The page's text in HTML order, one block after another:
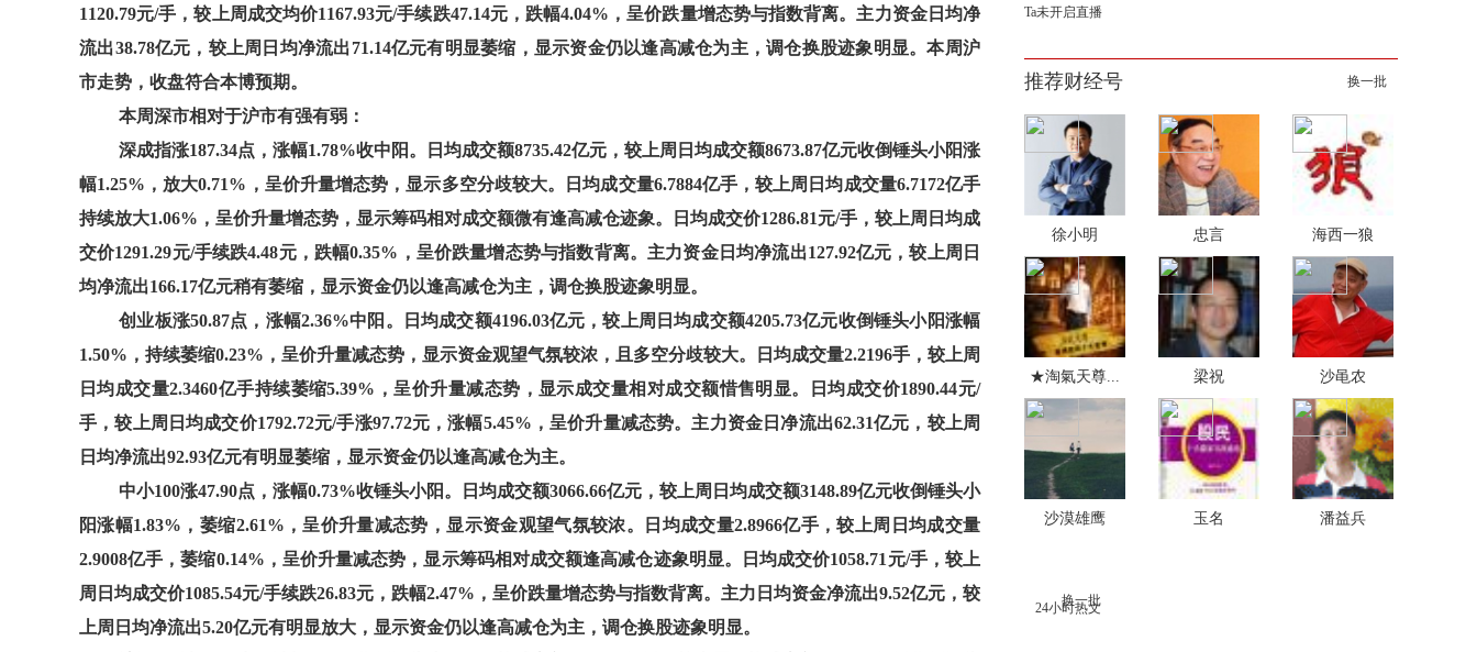
1120.79元/手，较上周成交均价1167.93元/手续跌47.14元，跌幅4.04%，呈价跌量增态势与指数背离。主力资金日均净
流出38.78亿元，较上周日均净流出71.14亿元有明显萎缩，显示资金仍以逢高减仓为主，调仓换股迹象明显。本周沪
市走势，收盘符合本博预期。
本周深市相对于沪市有强有弱：
深成指涨187.34点，涨幅1.78%收中阳。日均成交额8735.42亿元，较上周日均成交额8673.87亿元收倒锤头小阳涨
幅1.25%，放大0.71%，呈价升量增态势，显示多空分歧较大。日均成交量6.7884亿手，较上周日均成交量6.7172亿手
持续放大1.06%，呈价升量增态势，显示筹码相对成交额微有逢高减仓迹象。日均成交价1286.81元/手，较上周日均成
交价1291.29元/手续跌4.48元，跌幅0.35%，呈价跌量增态势与指数背离。主力资金日均净流出127.92亿元，较上周日
均净流出166.17亿元稍有萎缩，显示资金仍以逢高减仓为主，调仓换股迹象明显。
创业板涨50.87点，涨幅2.36%中阳。日均成交额4196.03亿元，较上周日均成交额4205.73亿元收倒锤头小阳涨幅
1.50%，持续萎缩0.23%，呈价升量减态势，显示资金观望气氛较浓，且多空分歧较大。日均成交量2.2196手，较上周
日均成交量2.3460亿手持续萎缩5.39%，呈价升量减态势，显示成交量相对成交额惜售明显。日均成交价1890.44元/
手，较上周日均成交价1792.72元/手涨97.72元，涨幅5.45%，呈价升量减态势。主力资金日净流出62.31亿元，较上周
日均净流出92.93亿元有明显萎缩，显示资金仍以逢高减仓为主。
中小100涨47.90点，涨幅0.73%收锤头小阳。日均成交额3066.66亿元，较上周日均成交额3148.89亿元收倒锤头小
阳涨幅1.83%，萎缩2.61%，呈价升量减态势，显示资金观望气氛较浓。日均成交量2.8966亿手，较上周日均成交量
2.9008亿手，萎缩0.14%，呈价升量减态势，显示筹码相对成交额逢高减仓迹象明显。日均成交价1058.71元/手，较上
周日均成交价1085.54元/手续跌26.83元，跌幅2.47%，呈价跌量增态势与指数背离。主力日均资金净流出9.52亿元，较
上周日均净流出5.20亿元有明显放大，显示资金仍以逢高减仓为主，调仓换股迹象明显。
Ta未开启直播
推荐财经号 换一批
徐小明 忠言 海西一狼
★淘氣天尊... 梁祝 沙黾农
沙漠雄鹰 玉名 潘益兵
24小时热文
换一批